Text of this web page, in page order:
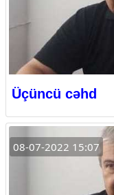
Üçüncü cəhd
08-07-2022 15:07